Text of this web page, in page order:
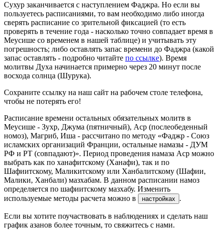
Сухур заканчивается с наступлением Фаджра. Но если вы
пользуетесь расписаниями, то вам необходимо либо иногда
сверять расписание со зрительной фиксацией (то есть
проверять в течение года - насколько точно совпадает время в
Меусише со временем в нашей таблице) и учитывать эту
погрешность; либо оставлять запас времени до Фаджра (какой
запас оставлять - подробно читайте по ссылке). Время
молитвы Духа начинается примерно через 20 минут после
восхода солнца (Шурука).
Сохраните ссылку на наш сайт на рабочем столе телефона,
чтобы не потерять его!
Расписание времени остальных обязательных молитв в
Меусише - Зухр, Джума (пятничный), Аср (послеобеденный
номоз), Магриб, Иша - рассчитано по методу «Фаджр - Союз
исламских организаций Франции, остальные намазы - ДУМ
РФ и РТ (совпадают)». Период проведения намаза Аср можно
выбрать как по ханафитскому (Ханафи), так и по
Шафиитскому, Маликитскому или Ханбалитскому (Шафии,
Малики, Ханбали) мазхабам. В данном расписании намоз
определяется по шафиитскому мазхабу. Изменить
используемые методы расчета можно в
настройках .
Если вы хотите поучаствовать в наблюдениях и сделать наш
график азанов более точным, то свяжитесь с нами.